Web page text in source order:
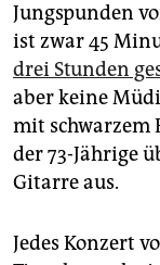
Jungspunden
ist zwar 45
drei Stunden
aber keine
mit
der 73-Jährige
Gitarre aus.
Jedes Konzert